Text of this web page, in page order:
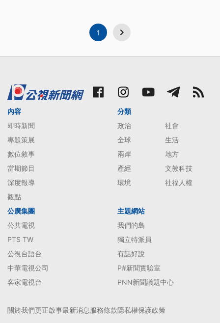
1
內容
即時新聞
專題策展
數位敘事
當期節目
深度報導
觀點
分類
政治
社會
全球
生活
兩岸
地方
產經
文教科技
環境
社福人權
公廣集團
公共電視
PTS TW
公視台語台
中華電視公司
客家電視台
主題網站
我們的島
獨立特派員
有話好說
P#新聞實驗室
PNN新聞議題中心
關於我們更正啟事最新消息服務條款隱私權保護政策